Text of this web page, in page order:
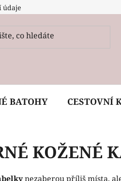
údaje
BATOHY CESTOVNÍ
KOŽENÉ
nezaberou příliš místa,